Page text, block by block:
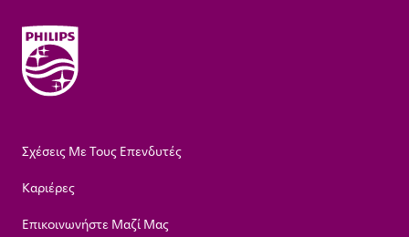
Σχέσεις Με Τους Επενδυτές
Καριέρες
Επικοινωνήστε Μαζί Μας